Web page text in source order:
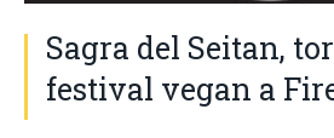
Sagra del Seitan,
festival vegan a